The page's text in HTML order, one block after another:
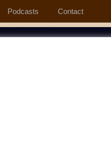
Podcasts Contact